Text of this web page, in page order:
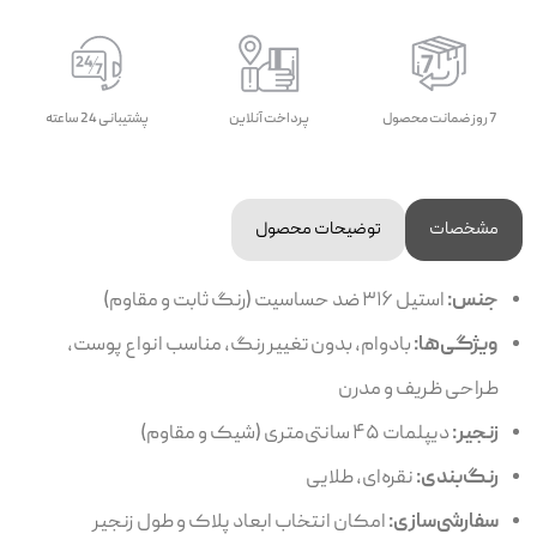
7 روز ضمانت محصول پرداخت آنلاین پشتیبانی 24 ساعته
مشخصات توضیحات محصول
جنس:استیل ۳۱۶ ضد حساسیت (رنگ ثابت و مقاوم)
ویژگی‌ها:بادوام، بدون تغییر رنگ، مناسب انواع پوست،
طراحی ظریف و مدرن
زنجیر:دیپلمات ۴۵ سانتی‌متری (شیک و مقاوم)
رنگ‌بندی:نقره‌ای، طلایی
سفارشی‌سازی:امکان انتخاب ابعاد پلاک و طول زنجیر